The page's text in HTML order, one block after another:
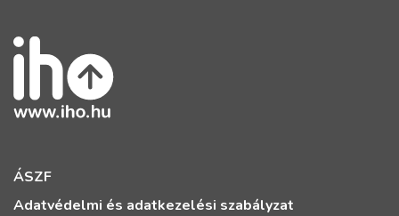
ÁSZF
Adatvédelmi és adatkezelési szabályzat